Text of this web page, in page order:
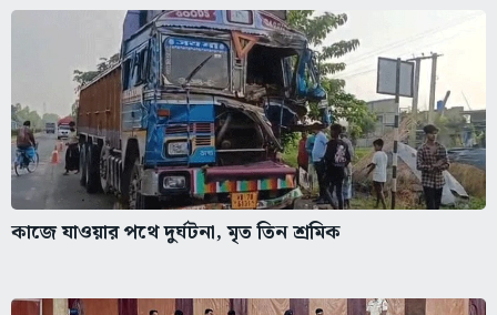
কাজে যাওয়ার পথে দুর্ঘটনা, মৃত তিন শ্রমিক